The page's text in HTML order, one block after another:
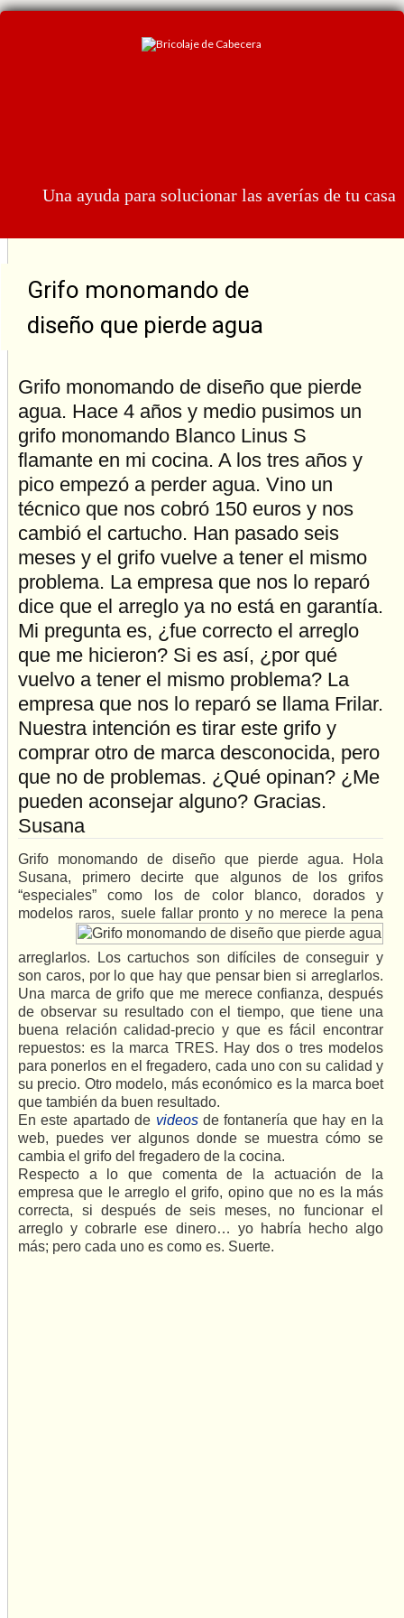
content
Una ayuda para solucionar las averías de tu casa
Grifo monomando de
diseño que pierde agua
Grifo monomando de diseño que pierde
agua. Hace 4 años y medio pusimos un
grifo monomando Blanco Linus S
flamante en mi cocina. A los tres años y
pico empezó a perder agua. Vino un
técnico que nos cobró 150 euros y nos
cambió el cartucho. Han pasado seis
meses y el grifo vuelve a tener el mismo
problema. La empresa que nos lo reparó
dice que el arreglo ya no está en garantía.
Mi pregunta es, ¿fue correcto el arreglo
que me hicieron? Si es así, ¿por qué
vuelvo a tener el mismo problema? La
empresa que nos lo reparó se llama Frilar.
Nuestra intención es tirar este grifo y
comprar otro de marca desconocida, pero
que no de problemas. ¿Qué opinan? ¿Me
pueden aconsejar alguno? Gracias.
Susana
Grifo monomando de diseño que pierde agua. Hola
Susana, primero decirte que algunos de los grifos
“especiales” como los de color blanco, dorados y
modelos raros, suele fallar pronto y no merece la pena
arreglarlos. Los cartuchos son difíciles de conseguir y
son caros, por lo que hay que pensar bien si arreglarlos.
Una marca de grifo que me merece confianza, después
de observar su resultado con el tiempo, que tiene una
buena relación calidad-precio y que es fácil encontrar
repuestos: es la marca TRES. Hay dos o tres modelos
para ponerlos en el fregadero, cada uno con su calidad y
su precio. Otro modelo, más económico es la marca boet
que también da buen resultado.
En este apartado de videosde fontanería que hay en la
web, puedes ver algunos donde se muestra cómo se
cambia el grifo del fregadero de la cocina.
Respecto a lo que comenta de la actuación de la
empresa que le arreglo el grifo, opino que no es la más
correcta, si después de seis meses, no funcionar el
arreglo y cobrarle ese dinero… yo habría hecho algo
más; pero cada uno es como es. Suerte.